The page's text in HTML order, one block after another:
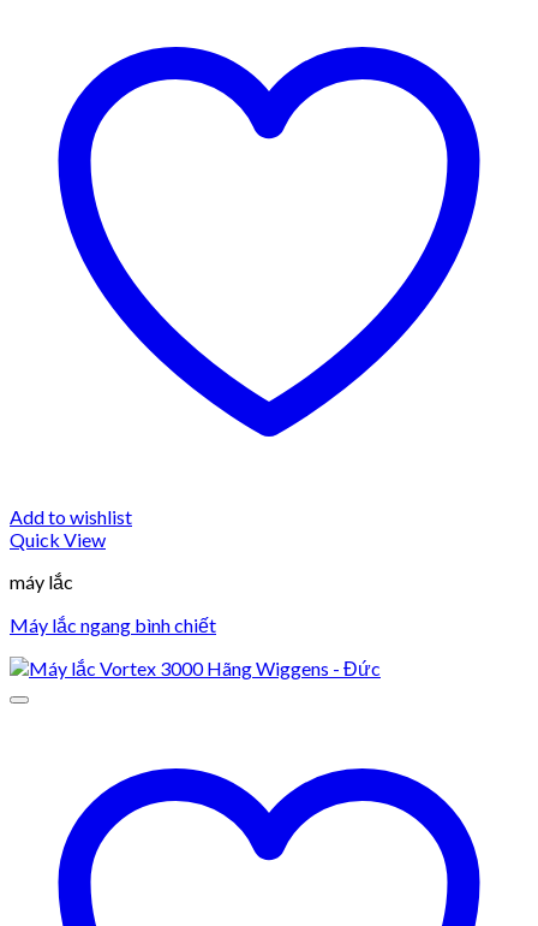
Add to wishlist
Quick View
máy lắc
Máy lắc ngang bình chiết